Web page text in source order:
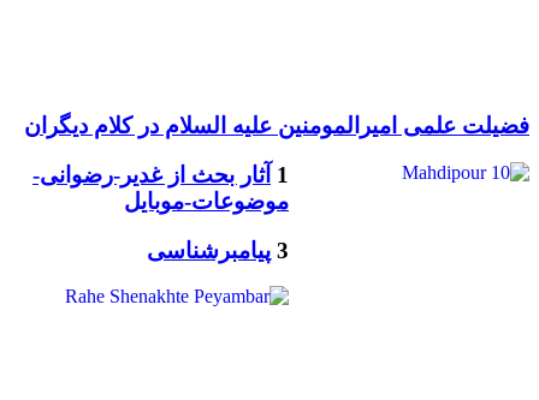
فضیلت علمی امیرالمومنین علیه السلام در کلام دیگران
1 آثار بحث از غدیر-رضوانی-
موضوعات-موبایل
3 پیامبرشناسی